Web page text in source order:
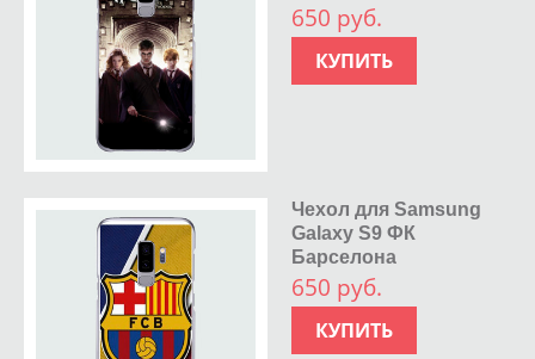
650 руб.
КУПИТЬ
Чехол для Samsung
Galaxy S9 ФК
Барселона
650 руб.
КУПИТЬ